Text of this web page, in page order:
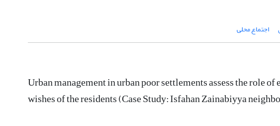
اجتماع محلی
Urban management in urban poor settlements assess the role
wishes of the residents (Case Study: Isfahan Zainabiyya